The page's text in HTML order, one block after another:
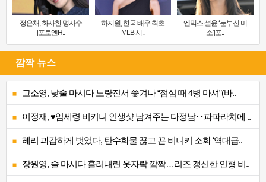
정은채, 화사한 명사수
[포토엔H..
하지원, 한국 배우 최초
MLB 시..
엔믹스 설윤 ‘눈부신 미
소’[포..
깜짝 뉴스
고소영, 낮술 마시다 노량진서 쫓겨나 “점심 때 4병 마셔”(바..
이정재, ♥임세령 비키니 인생샷 남겨주는 다정남‥파파라치에 ..
혜리 과감하게 벗었다, 탄수화물 끊고 끈 비니키 소화 ‘역대급..
장원영, 술 마시다 흘러내린 옷자락 깜짝…리즈 갱신한 인형 비..